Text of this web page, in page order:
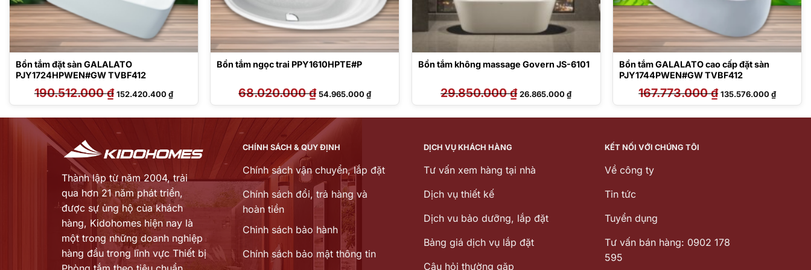
Bồn tắm đặt sàn GALALATO
PJY1724HPWEN#GW TVBF412
190.512.000₫ Giá
gốc
là:
152.420.400₫Giá
hiện
tại
152.420.400 ₫.
Bồn tắm ngọc trai PPY1610HPTE#P
68.020.000₫ Giá
gốc
là:
54.965.000₫Giá
hiện
tại
54.965.000 ₫.
Bồn tắm không massage Govern JS-6101
29.850.000₫ Giá
gốc
là:
26.865.000₫Giá
hiện
tại
26.865.000 ₫.
Bồn tắm GALALATO cao cấp đặt sàn
PJY1744PWEN#GW TVBF412
167.773.000₫ Giá
gốc
là:
135.576.000₫Giá
hiện
tại
₫.
Thành lập từ năm 2004, trải
qua hơn 21 năm phát triển,
được sự ủng hộ của khách
hàng, Kidohomes hiện nay là
một trong những doanh nghiệp
hàng đầu trong lĩnh vực Thiết bị
CHÍNH SÁCH & QUY ĐỊNH
Chính sách vận chuyển, lắp đặt
Chính sách đổi, trả hàng và
hoàn tiền
Chinh sách bảo hành
Chính sách bảo mật thông tin
DỊCH VỤ KHÁCH HÀNG
Tư vấn xem hàng tại nhà
Dịch vụ thiết kế
Dịch vu bảo dưỡng, lắp đặt
Bảng giá dịch vụ lắp đặt
Câu hỏi thường gặp
KẾT NỐI VỚI CHÚNG TÔI
Về công ty
Tin tức
Tuyển dụng
Tư vấn bán hàng: 0902 178
595